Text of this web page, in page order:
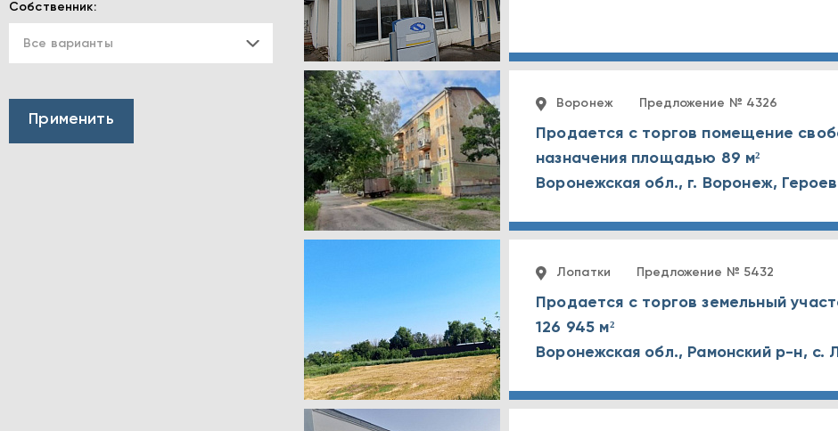
Собственник:
Все варианты
Воронеж Предложение № 4326
Продается с торгов помещение
назначения площадью 89 м²
Лопатки Предложение № 5432
Продается с торгов земельный
126 945 м²
Воронежская обл., Рамонский р-н, с.